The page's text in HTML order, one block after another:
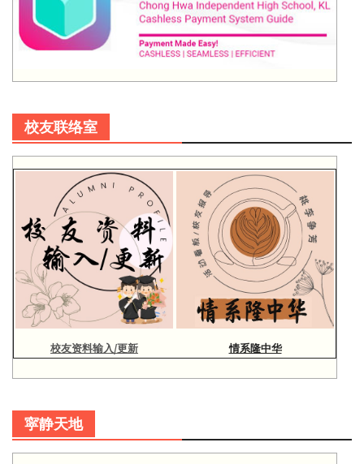
校友联络室
校友资料输入/更新 情系隆中华
寜静天地